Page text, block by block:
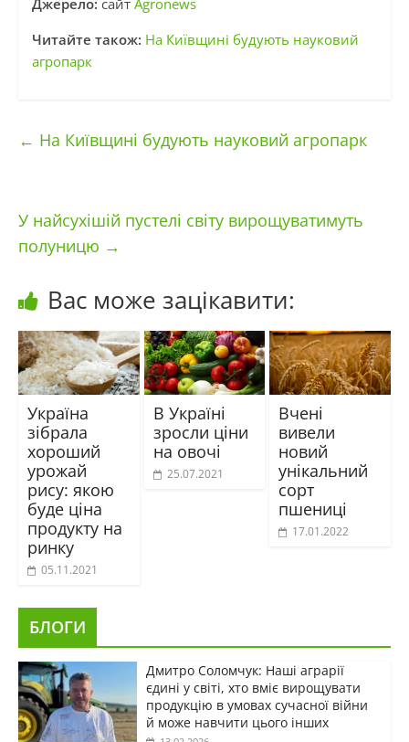
Джерело: сайт Agronews
Читайте також: На Київщині будують науковий
агропарк
← На Київщині будують науковий агропарк
У найсухішій пустелі світу вирощуватимуть
полуницю →
Вас може зацікавити:
Україна
зібрала
хороший
урожай
рису: якою
буде ціна
продукту на
ринку
05.11.2021
В Україні
зросли ціни
на овочі
25.07.2021
Вчені
вивели
новий
унікальний
сорт
пшениці
17.01.2022
БЛОГИ
Дмитро Соломчук: Наші аграрії
єдині у світі, хто вміє вирощувати
продукцію в умовах сучасної війни
й може навчити цього інших